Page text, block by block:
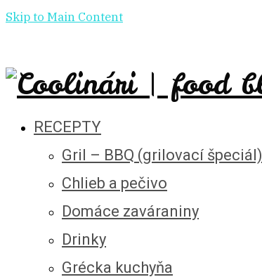
Skip to Main Content
RECEPTY
Gril – BBQ (grilovací špeciál)
Chlieb a pečivo
Domáce zaváraniny
Drinky
Grécka kuchyňa